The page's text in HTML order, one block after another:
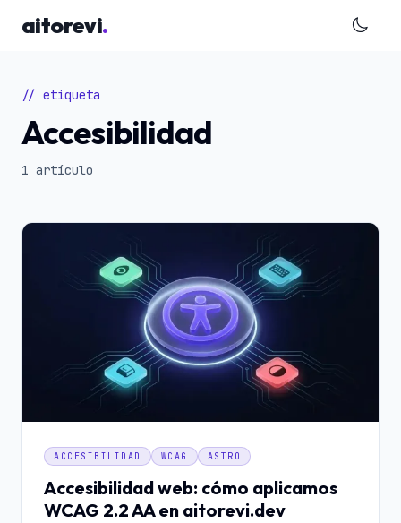
aitorevi.
// etiqueta
Accesibilidad
1 artículo
ACCESIBILIDAD WCAG ASTRO
Accesibilidad web: cómo aplicamos
WCAG 2.2 AA en aitorevi.dev